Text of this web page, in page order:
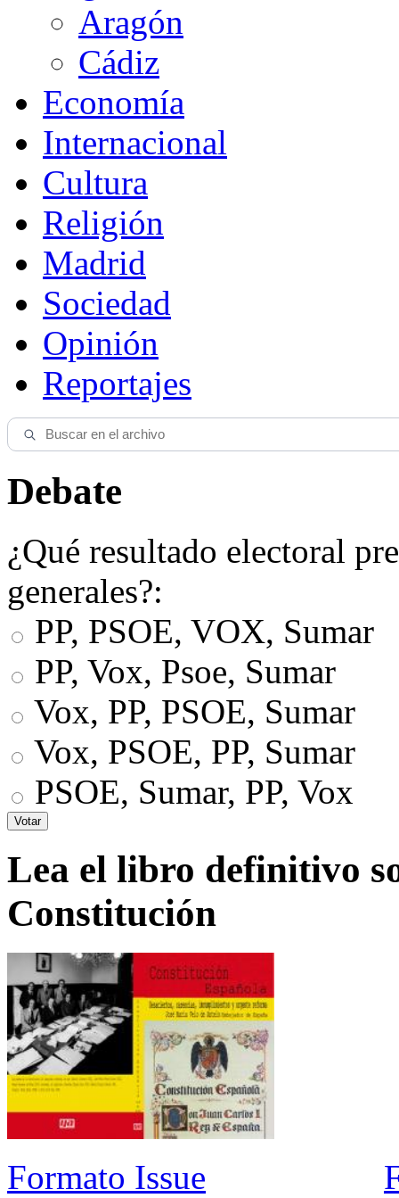
Aragón
Cádiz
Economía
Internacional
Cultura
Religión
Madrid
Sociedad
Opinión
Reportajes
Debate
¿Qué resultado electoral
generales?:
PP, PSOE, VOX, Sumar
PP, Vox, Psoe, Sumar
Vox, PP, PSOE, Sumar
Vox, PSOE, PP, Sumar
PSOE, Sumar, PP, Vox
Lea el libro definitivo
Constitución
Formato Issue